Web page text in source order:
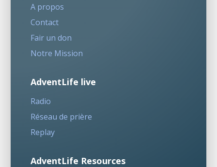
A propos
Contact
Fair un don
Notre Mission
AdventLife live
Radio
Réseau de prière
Replay
AdventLife Resources